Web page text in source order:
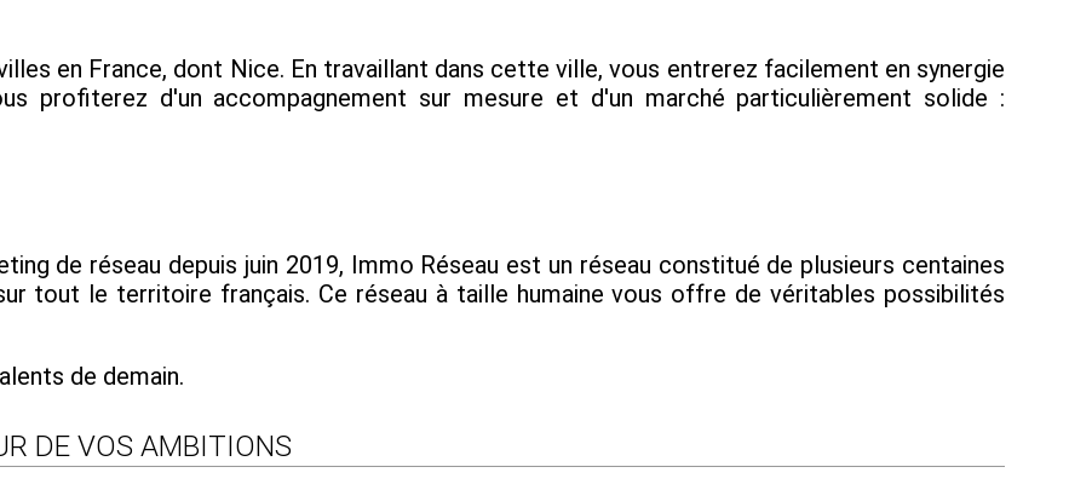
en France, dont Nice. En travaillant dans cette ville, vous entrerez facilement en synergie
profiterez d'un accompagnement sur mesure et d'un marché particulièrement solide :
de réseau depuis juin 2019, Immo Réseau est un réseau constitué de plusieurs centaines
tout le territoire français. Ce réseau à taille humaine vous offre de véritables possibilités
de demain.
DE VOS AMBITIONS